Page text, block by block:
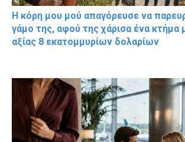
Η κόρη μου μού απαγόρευσε να
γάμο της, αφού της χάρισα ένα
αξίας 8 εκατομμυρίων δολαρίων